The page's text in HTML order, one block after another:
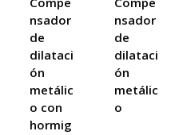
nsador
de
dilataci
ón
metálic
o con
hormig
nsador
de
dilataci
ón
metálic
o